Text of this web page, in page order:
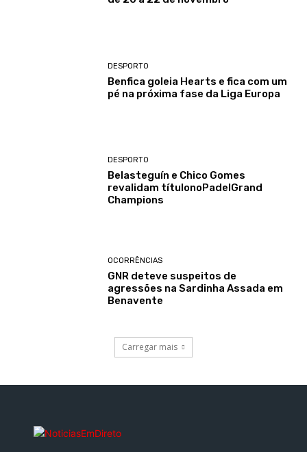
DESPORTO
Benfica goleia Hearts e fica com um
pé na próxima fase da Liga Europa
DESPORTO
Belasteguín e Chico Gomes
revalidam títulonoPadelGrand
Champions
OCORRÊNCIAS
GNR deteve suspeitos de
agressões na Sardinha Assada em
Benavente
Carregar mais